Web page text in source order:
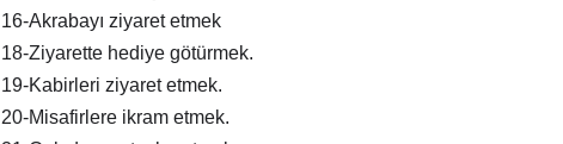
16-Akrabayı ziyaret etmek
18-Ziyarette hediye götürmek.
19-Kabirleri ziyaret etmek.
20-Misafirlere ikram etmek.